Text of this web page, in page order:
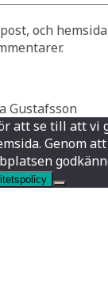
och
Gustafsson
att se till att vi
Genom